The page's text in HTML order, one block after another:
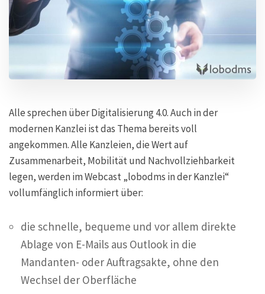
Alle sprechen über Digitalisierung 4.0. Auch in der
modernen Kanzlei ist das Thema bereits voll
angekommen. Alle Kanzleien, die Wert auf
Zusammenarbeit, Mobilität und Nachvollziehbarkeit
legen, werden im Webcast „lobodms in der Kanzlei“
vollumfänglich informiert über:
die schnelle, bequeme und vor allem direkte
Ablage von E-Mails aus Outlook in die
Mandanten- oder Auftragsakte, ohne den
Wechsel der Oberfläche